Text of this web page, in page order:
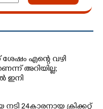
ശേഷം എന്റെ വഴി
അറിയില്ല;
ഇനി